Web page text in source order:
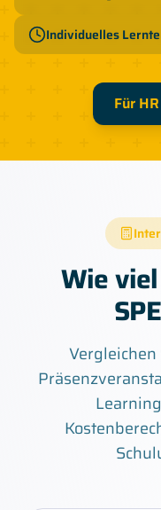
Individuelles
Für
Wie